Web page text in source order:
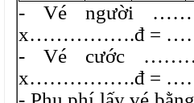
- Vé
x…………….đ =
- Vé
x…………….đ =